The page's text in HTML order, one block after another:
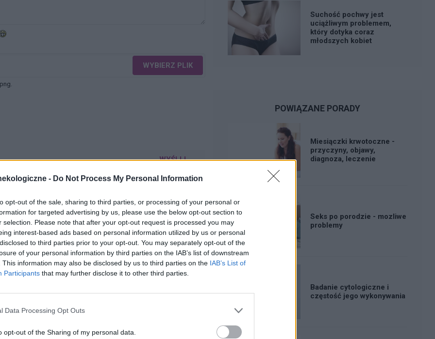
- Do Not Process My Personal Information
opt-out of the sale, sharing to third parties, or processing of your personal or
for targeted advertising by us, please use the below opt-out section to
selection. Please note that after your opt-out request is processed you may
interest-based ads based on personal information utilized by us or personal
to third parties prior to your opt-out. You may separately opt-out of the
of your personal information by third parties on the IAB’s list of downstream
This information may also be disclosed by us to third parties on the IAB’s List of
Participants that may further disclose it to other third parties.
Data Processing Opt Outs
opt-out of the Sharing of my personal data.
WYBIERZ PLIK
WYŚLIJ
je dotknąć to jakby się rozpływają na wargach ale
W normalnych okolicznościach kiedy śluzu jest
też tak któraś miała? I czy może to być
.czy to dobrze czy źle ?
Suchość pochwy jest
uciążliwym problemem,
który dotyka coraz
młodszych kobiet
POWIĄZANE PORADY
Miesiączki krwotoczne -
przyczyny, objawy,
diagnoza, leczenie
Seks po porodzie - mozliwe
problemy
Badanie cytologiczne i
częstość jego wykonywania